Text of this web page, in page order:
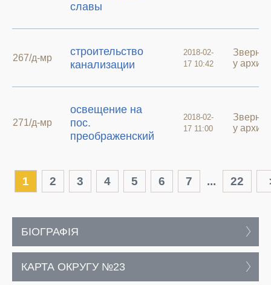
славы
267/д-мр
строительство
канализации
2018-02-
17 10:42
у архиві
271/д-мр
освещение на
пос.
преображенский
2018-02-
17 11:00
у архиві
1 2 3 4 5 6 7 ... 22
БІОГРАФІЯ
КАРТА ОКРУГУ №23